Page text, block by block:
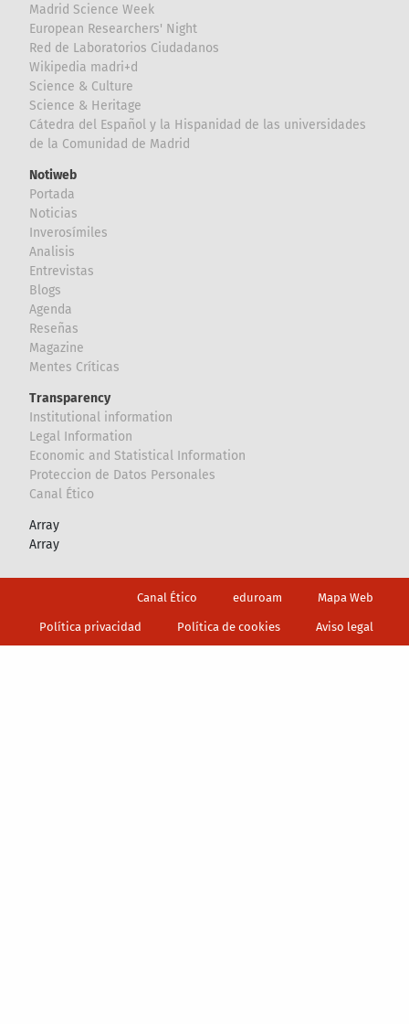
Madrid Science Week
European Researchers' Night
Red de Laboratorios Ciudadanos
Wikipedia madri+d
Science & Culture
Science & Heritage
Cátedra del Español y la Hispanidad de las universidades
de la Comunidad de Madrid
Notiweb
Portada
Noticias
Inverosímiles
Analisis
Entrevistas
Blogs
Agenda
Reseñas
Magazine
Mentes Críticas
Transparency
Institutional information
Legal Information
Economic and Statistical Information
Proteccion de Datos Personales
Canal Ético
Array
Array
Canal Ético eduroam Mapa Web
Política privacidad Política de cookies Aviso legal